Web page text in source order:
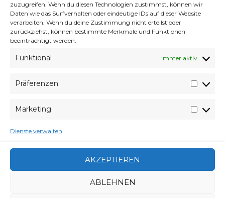
zuzugreifen. Wenn du diesen Technologien zustimmst, können wir
Daten wie das Surfverhalten oder eindeutige IDs auf dieser Website
verarbeiten. Wenn du deine Zustimmung nicht erteilst oder
zurückziehst, können bestimmte Merkmale und Funktionen
beeinträchtigt werden.
Funktional Immer aktiv
Präferenzen
Marketing
Dienste verwalten
AKZEPTIEREN
ABLEHNEN
ICH STIMME ZU
irgendwie liebe ich Valheim ja, wenn der
kommen ja bald die Aschenlande … und